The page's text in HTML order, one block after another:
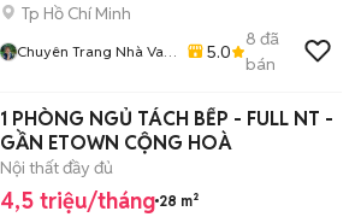
Tp Hồ Chí Minh
Chuyên Trang Nhà Vaf
5.0
8 đã
bán
1 PHÒNG NGỦ TÁCH BẾP - FULL NT -
GẦN ETOWN CỘNG HOÀ
Nội thất đầy đủ
4,5 triệu/tháng 28 m²